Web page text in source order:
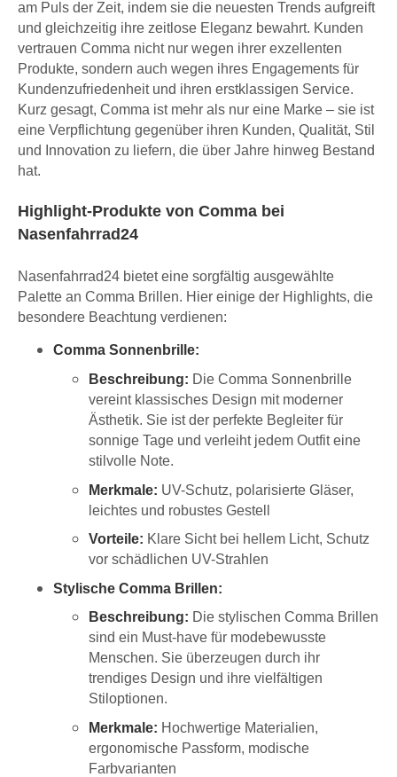
am Puls der Zeit, indem sie die neuesten Trends aufgreift
und gleichzeitig ihre zeitlose Eleganz bewahrt. Kunden
vertrauen Comma nicht nur wegen ihrer exzellenten
Produkte, sondern auch wegen ihres Engagements für
Kundenzufriedenheit und ihren erstklassigen Service.
Kurz gesagt, Comma ist mehr als nur eine Marke – sie ist
eine Verpflichtung gegenüber ihren Kunden, Qualität, Stil
und Innovation zu liefern, die über Jahre hinweg Bestand
hat.
Highlight-Produkte von Comma bei
Nasenfahrrad24
Nasenfahrrad24 bietet eine sorgfältig ausgewählte
Palette an Comma Brillen. Hier einige der Highlights, die
besondere Beachtung verdienen:
Comma Sonnenbrille:
Beschreibung: Die Comma Sonnenbrille
vereint klassisches Design mit moderner
Ästhetik. Sie ist der perfekte Begleiter für
sonnige Tage und verleiht jedem Outfit eine
stilvolle Note.
Merkmale: UV-Schutz, polarisierte Gläser,
leichtes und robustes Gestell
Vorteile: Klare Sicht bei hellem Licht, Schutz
vor schädlichen UV-Strahlen
Stylische Comma Brillen:
Beschreibung: Die stylischen Comma Brillen
sind ein Must-have für modebewusste
Menschen. Sie überzeugen durch ihr
trendiges Design und ihre vielfältigen
Stiloptionen.
Merkmale: Hochwertige Materialien,
ergonomische Passform, modische
Farbvarianten